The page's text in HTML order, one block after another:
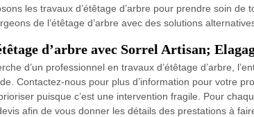
les travaux d’étêtage d’arbre pour prendre soin de
de l’étêtage d’arbre avec des solutions
d’arbre avec Sorrel Artisan;
d’un professionnel en travaux d’étêtage d’arbre,
Contactez-nous pour plus d’information pour votre
puisque c’est une intervention fragile. Pour
afin de vous donner les détails des prestations à